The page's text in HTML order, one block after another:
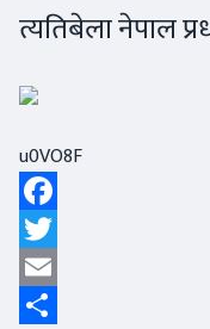
त्यतिबेला नेपाल
u0VO8F
Facebook
Twitter
Email